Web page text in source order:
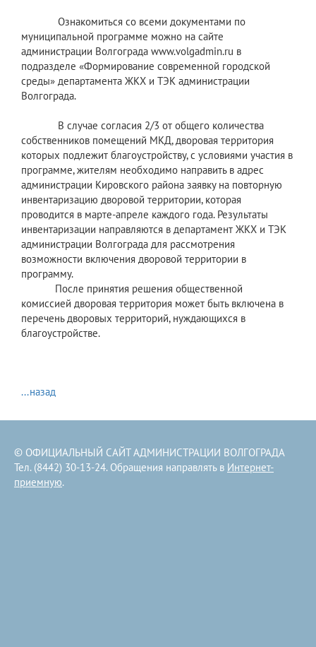
Ознакомиться со всеми документами по
муниципальной программе можно на сайте
администрации Волгограда www.volgadmin.ru в
подразделе «Формирование современной городской
среды» департамента ЖКХ и ТЭК администрации
Волгограда.
В случае согласия 2/3 от общего количества
собственников помещений МКД, дворовая территория
которых подлежит благоустройству, с условиями участия в
программе, жителям необходимо направить в адрес
администрации Кировского района заявку на повторную
инвентаризацию дворовой территории, которая
проводится в марте-апреле каждого года. Результаты
инвентаризации направляются в департамент ЖКХ и ТЭК
администрации Волгограда для рассмотрения
возможности включения дворовой территории в
программу.
После принятия решения общественной
комиссией дворовая территория может быть включена в
перечень дворовых территорий, нуждающихся в
благоустройстве.
...назад
© ОФИЦИАЛЬНЫЙ САЙТ АДМИНИСТРАЦИИ ВОЛГОГРАДА
Тел. (8442) 30-13-24. Обращения направлять в Интернет-
приемную.